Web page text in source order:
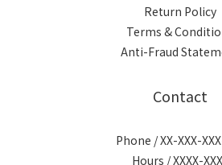
Return Policy
Terms &
Anti-Fraud
Contact
Phone / XX-XXX-
Hours / XXXX-